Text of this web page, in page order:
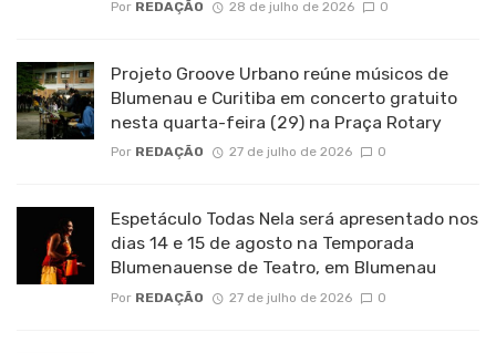
Por REDAÇÃO 28 de julho de 2026 0
Projeto Groove Urbano reúne músicos de
Blumenau e Curitiba em concerto gratuito
nesta quarta-feira (29) na Praça Rotary
Por REDAÇÃO 27 de julho de 2026 0
Espetáculo Todas Nela será apresentado nos
dias 14 e 15 de agosto na Temporada
Blumenauense de Teatro, em Blumenau
Por REDAÇÃO 27 de julho de 2026 0